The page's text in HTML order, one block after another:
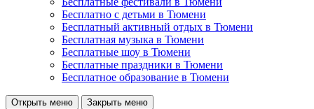
Бесплатно с детьми в Тюмени
Бесплатный активный отдых в Тюмени
Бесплатная музыка в Тюмени
Бесплатные шоу в Тюмени
Бесплатные праздники в Тюмени
Бесплатное образование в Тюмени
Открыть меню Закрыть меню